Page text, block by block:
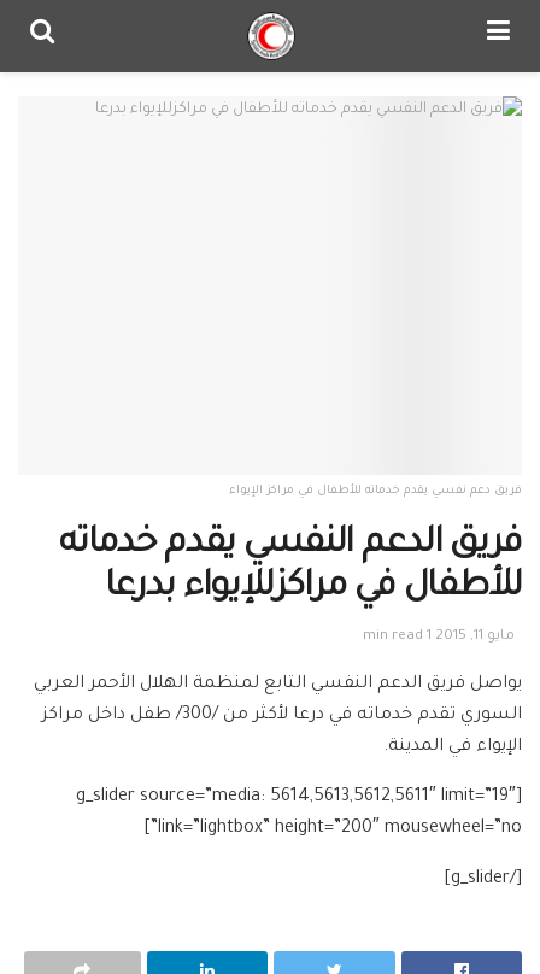
فريق دعم نفسي يقدم خدماته للأطفال في مراكز الإيواء
فريق الدعم النفسي يقدم خدماته
للأطفال في مراكزللإيواء بدرعا
مايو 11, 2015 1 min read
يواصل فريق الدعم النفسي التابع لمنظمة الهلال الأحمر العربي
السوري
تقدم خدماته في درعا لأكثر من /300/ طفل داخل مراكز
الإيواء في المدينة.
[g_slider source=”media: 5614,5613,5612,5611″ limit=”19″
link=”lightbox” height=”200″ mousewheel=”no”]
[/g_slider]